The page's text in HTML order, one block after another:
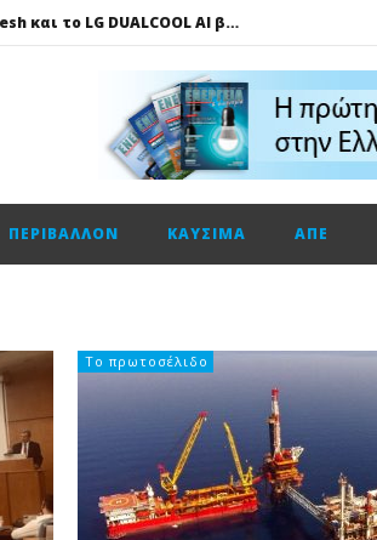
Πώς το LG AI Fresh και το LG DUALCOOL AI βοηθούν να επικεντρωνόμαστε στη φιλοξενία των καλεσμένων μας
Fourlis: Το profit warning και γιατί η Edison βλέπει το ποτήρι μισογεμάτο
Ενεργειακή αναβάθμιση κτηρίων: Παθητικές παρεμβάσεις που κάνουν τη διαφορά
HELLENiQ ENERGY: Αποτελέσματα β’ τριμήνου – α’ εξαμήνου 2026
ΠΕΡΙΒΆΛΛΟΝ ΚΑΎΣΙΜΑ ΑΠΕ
Το πρωτοσέλιδο